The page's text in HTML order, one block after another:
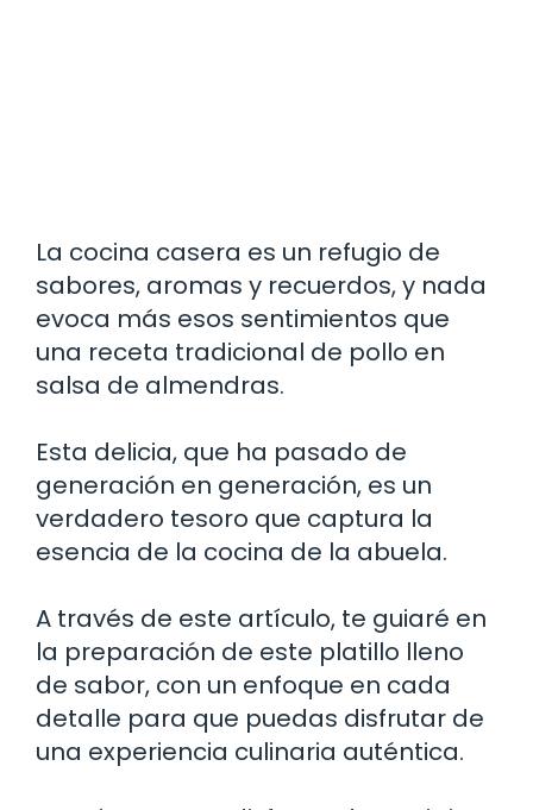
La cocina casera es un refugio de
sabores, aromas y recuerdos, y nada
evoca más esos sentimientos que
una receta tradicional de pollo en
salsa de almendras.
Esta delicia, que ha pasado de
generación en generación, es un
verdadero tesoro que captura la
esencia de la cocina de la abuela.
A través de este artículo, te guiaré en
la preparación de este platillo lleno
de sabor, con un enfoque en cada
detalle para que puedas disfrutar de
una experiencia culinaria auténtica.